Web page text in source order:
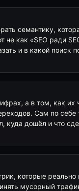
семантику,
как «SEO ради
и в какой поиск
а в том, как
Сам по себе
куда дошёл и что
которые
мусорный